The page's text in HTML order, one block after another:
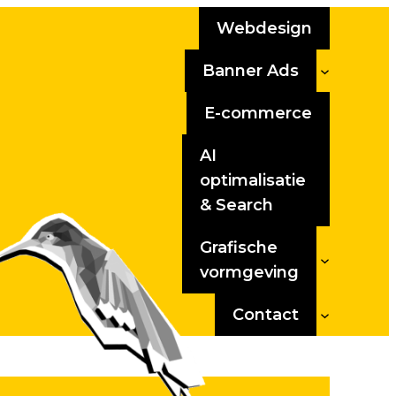
Webdesign
Banner Ads
E-commerce
AI
optimalisatie
& Search
Grafische
vormgeving
Contact